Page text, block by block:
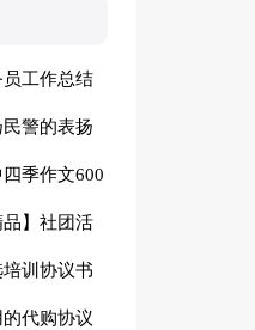
员工作总结
警的表扬
季作文600
品】社团活
文10篇
训协议书
代购协议